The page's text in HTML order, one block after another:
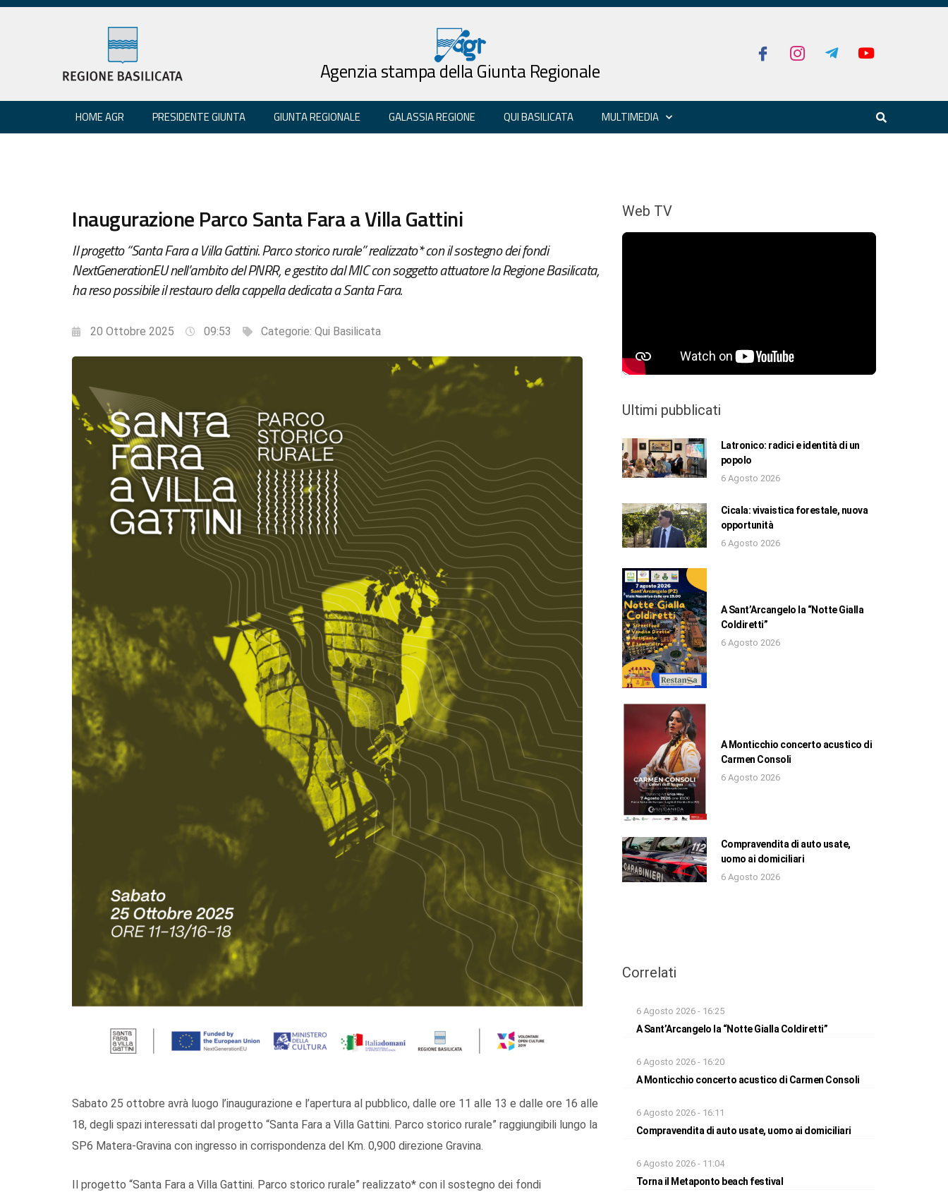
Agenzia stampa della Giunta Regionale
HOME AGR PRESIDENTE GIUNTA GIUNTA REGIONALE GALASSIA REGIONE QUI BASILICATA MULTIMEDIA
Inaugurazione Parco Santa Fara a Villa Gattini
Il progetto “Santa Fara a Villa Gattini. Parco storico rurale” realizzato* con il sostegno dei fondi
NextGenerationEU nell’ambito del PNRR, e gestito dal MIC con soggetto attuatore la Regione Basilicata,
ha reso possibile il restauro della cappella dedicata a Santa Fara.
20 Ottobre 2025 09:53 Categorie: Qui Basilicata
Sabato 25 ottobre avrà luogo l’inaugurazione e l’apertura al pubblico, dalle ore 11 alle 13 e dalle ore 16 alle
18, degli spazi interessati dal progetto “Santa Fara a Villa Gattini. Parco storico rurale” raggiungibili lungo la
SP6 Matera-Gravina con ingresso in corrispondenza del Km. 0,900 direzione Gravina.
Il progetto “Santa Fara a Villa Gattini. Parco storico rurale” realizzato* con il sostegno dei fondi
Web TV
Ultimi pubblicati
Latronico: radici e identità di un
popolo
6 Agosto 2026
Cicala: vivaistica forestale, nuova
opportunità
6 Agosto 2026
A Sant’Arcangelo la “Notte Gialla
Coldiretti”
6 Agosto 2026
A Monticchio concerto acustico di
Carmen Consoli
6 Agosto 2026
Compravendita di auto usate,
uomo ai domiciliari
6 Agosto 2026
Correlati
6 Agosto 2026 - 16:25
A Sant’Arcangelo la “Notte Gialla Coldiretti”
6 Agosto 2026 - 16:20
A Monticchio concerto acustico di Carmen Consoli
6 Agosto 2026 - 16:11
Compravendita di auto usate, uomo ai domiciliari
6 Agosto 2026 - 11:04
Torna il Metaponto beach festival